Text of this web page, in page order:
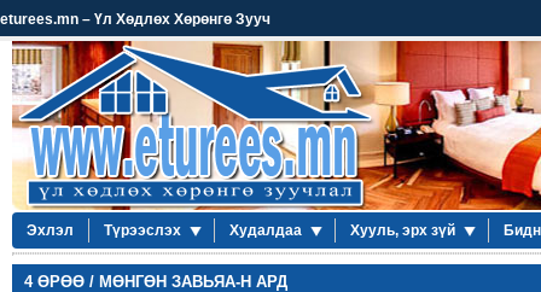
eturees.mn – Үл Хөдлөх Хөрөнгө Зууч
Эхлэл Түрээслэх Худалдаа Хууль, эрх зүй
4 ӨРӨӨ / МӨНГӨН ЗАВЬЯА-Н АРД